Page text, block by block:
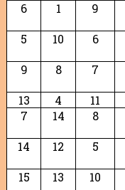
6 1 9
5 10 6
9 8 7
13 4 11
7 14 8
14 12 5
15 13 10